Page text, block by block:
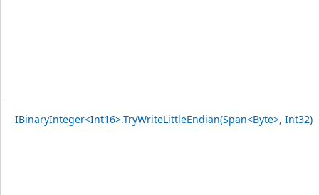
IBinaryInteger<Int16>.TryWriteLittleEndian(Span<Byte>, Int32)